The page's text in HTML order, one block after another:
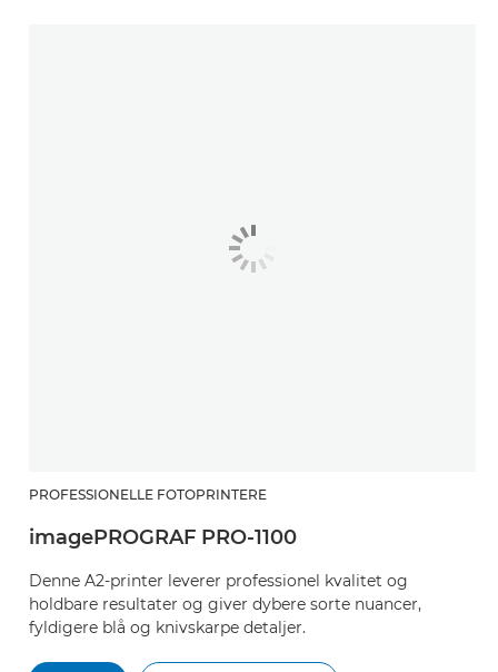
PROFESSIONELLE FOTOPRINTERE
imagePROGRAF PRO-1100
Denne A2-printer leverer professionel kvalitet og
holdbare resultater og giver dybere sorte nuancer,
fyldigere blå og knivskarpe detaljer.